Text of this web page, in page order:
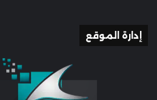
إدارة الموقع